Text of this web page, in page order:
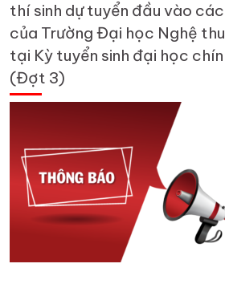
thí sinh dự tuyển đầu vào
của Trường Đại học Nghệ
tại Kỳ tuyển sinh đại học
(Đợt 3)